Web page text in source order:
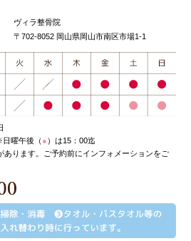
ヴィラ整骨院
〒702-8052 岡山県岡山市南区市場1-1
曜午後（●）は15：00迄
ります。ご予約前にインフォメーションをご